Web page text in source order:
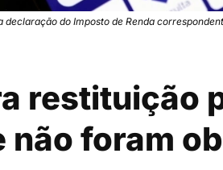
do Imposto de Renda
restituição
foram